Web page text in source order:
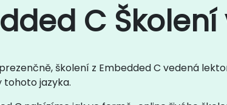
C
školení z Embedded C vedená
jazyka.